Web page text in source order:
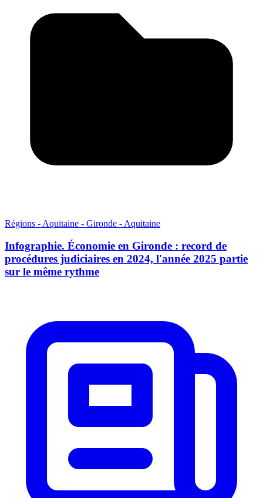
Régions - Aquitaine - Gironde - Aquitaine
Infographie. Économie en Gironde : record de
procédures judiciaires en 2024, l'année 2025 partie
sur le même rythme